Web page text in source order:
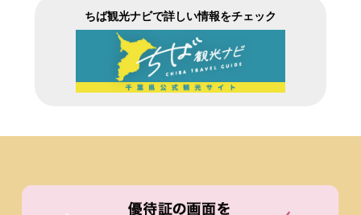
ちば観光ナビで詳しい情報をチェック